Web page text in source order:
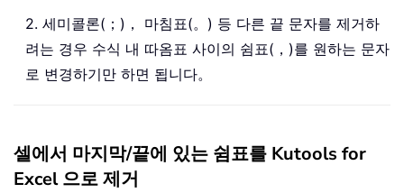
2. 세미콜론(；)， 마침표(。) 등 다른 끝 문자를 제거하
려는 경우 수식 내 따옴표 사이의 쉼표(，)를 원하는 문자
로 변경하기만 하면 됩니다。
셀에서 마지막/끝에 있는 쉼표를 Kutools for
Excel 으로 제거